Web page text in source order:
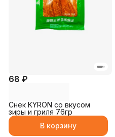
68 ₽
Снек KYRON со вкусом
зиры и гриля 76гр
В корзину